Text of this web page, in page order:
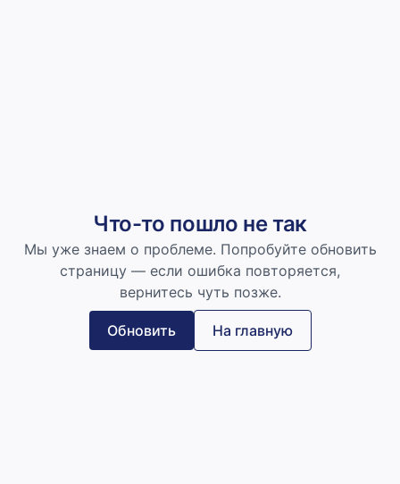
Что-то пошло не так
Мы уже знаем о проблеме. Попробуйте обновить
страницу — если ошибка повторяется,
вернитесь чуть позже.
Обновить На главную